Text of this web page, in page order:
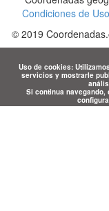
Condiciones de Uso
© 2019
Uso de cookies:
servicios y mostrarle
Si continua navegando,